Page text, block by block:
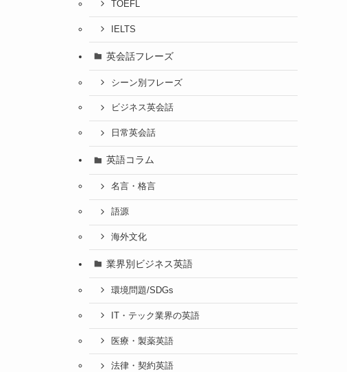
TOEFL
IELTS
英会話フレーズ
シーン別フレーズ
ビジネス英会話
日常英会話
英語コラム
名言・格言
語源
海外文化
業界別ビジネス英語
環境問題/SDGs
IT・テック業界の英語
医療・製薬英語
法律・契約英語